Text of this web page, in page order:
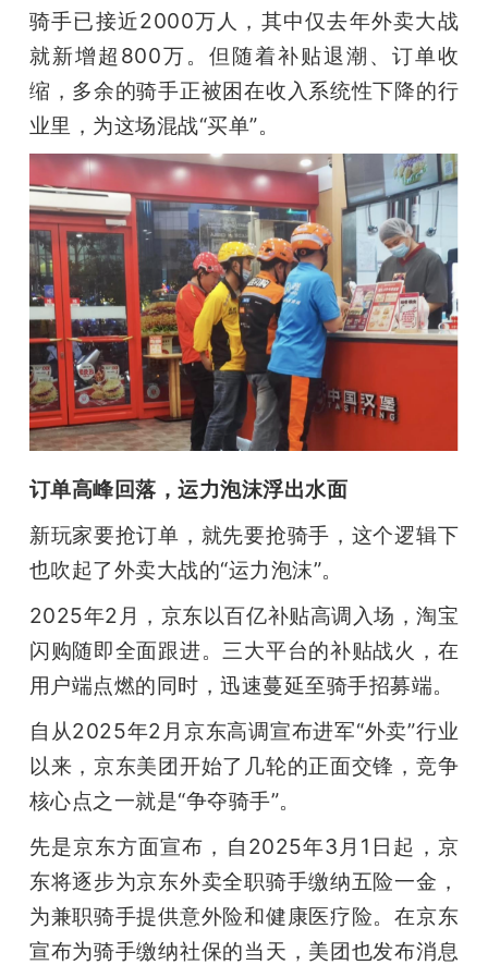
骑手已接近2000万人，其中仅去年外卖大战
就新增超800万。但随着补贴退潮、订单收
缩，多余的骑手正被困在收入系统性下降的行
业里，为这场混战“买单”。
订单高峰回落，运力泡沫浮出水面
新玩家要抢订单，就先要抢骑手，这个逻辑下
也吹起了外卖大战的“运力泡沫”。
2025年2月，京东以百亿补贴高调入场，淘宝
闪购随即全面跟进。三大平台的补贴战火，在
用户端点燃的同时，迅速蔓延至骑手招募端。
自从2025年2月京东高调宣布进军“外卖”行业
以来，京东美团开始了几轮的正面交锋，竞争
核心点之一就是“争夺骑手”。
先是京东方面宣布，自2025年3月1日起，京
东将逐步为京东外卖全职骑手缴纳五险一金，
为兼职骑手提供意外险和健康医疗险。在京东
宣布为骑手缴纳社保的当天，美团也发布消息